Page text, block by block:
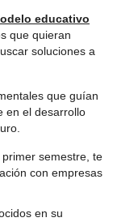
educativo
que quieran
soluciones a
que guían
en el desarrollo
primer semestre, te
con empresas
en su